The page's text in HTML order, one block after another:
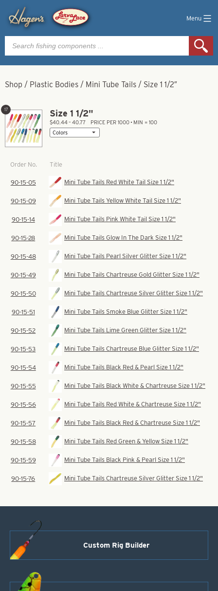
Menu
Products
search
Shop / Plastic Bodies / Mini Tube Tails / Size 1 1/2″
Size 1 1/2"
17
$40.44 – 40.77 PRICE PER 1000 • MIN = 100
Order No. Title
90-15-05 Mini Tube Tails Red White Tail Size 1 1/2"
90-15-09 Mini Tube Tails Yellow White Tail Size 1 1/2"
90-15-14 Mini Tube Tails Pink White Tail Size 1 1/2"
90-15-28 Mini Tube Tails Glow In The Dark Size 1 1/2"
90-15-48 Mini Tube Tails Pearl Silver Glitter Size 1 1/2"
90-15-49 Mini Tube Tails Chartreuse Gold Glitter Size 1 1/2"
90-15-50 Mini Tube Tails Chartreuse Silver Glitter Size 1 1/2"
90-15-51 Mini Tube Tails Smoke Blue Glitter Size 1 1/2"
90-15-52 Mini Tube Tails Lime Green Glitter Size 1 1/2"
90-15-53 Mini Tube Tails Chartreuse Blue Glitter Size 1 1/2"
90-15-54 Mini Tube Tails Black Red & Pearl Size 1 1/2"
90-15-55 Mini Tube Tails Black White & Chartreuse Size 1 1/2"
90-15-56 Mini Tube Tails Red White & Chartreuse Size 1 1/2"
90-15-57 Mini Tube Tails Black Red & Chartreuse Size 1 1/2"
90-15-58 Mini Tube Tails Red Green & Yellow Size 1 1/2"
90-15-59 Mini Tube Tails Black Pink & Pearl Size 1 1/2"
90-15-76 Mini Tube Tails Chartreuse Silver Glitter Size 1 1/2"
Custom Rig Builder